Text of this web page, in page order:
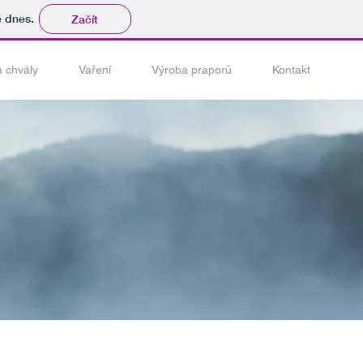
dnes. Začít
chvály Vaření Výroba praporů Kontakt